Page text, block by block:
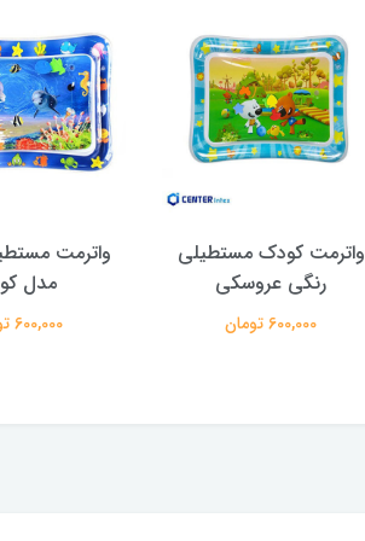
واترمت کودک مستطیلی
رنگی عروسکی
600,000 تومان
واترمت
مدل
600,000 تومان